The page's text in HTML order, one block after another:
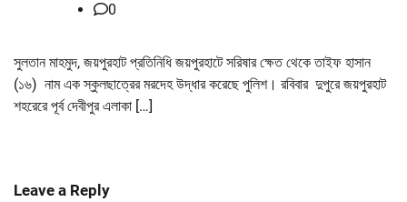
0
সুলতান মাহমুদ, জয়পুরহাট প্রতিনিধি জয়পুরহাটে সরিষার ক্ষেত থেকে তাইফ হাসান
(১৬) নাম এক স্কুলছাত্রের মরদেহ উদ্ধার করেছে পুলিশ। রবিবার দুপুরে জয়পুরহাট
শহরেরে পূর্ব দেবীপুর এলাকা […]
Leave a Reply